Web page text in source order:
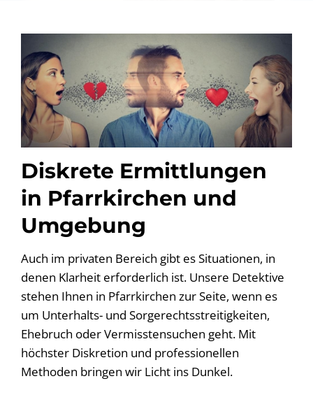
Diskrete Ermittlungen
in Pfarrkirchen und
Umgebung
Auch im privaten Bereich gibt es Situationen, in
denen Klarheit erforderlich ist. Unsere Detektive
stehen Ihnen in Pfarrkirchen zur Seite, wenn es
um Unterhalts- und Sorgerechtsstreitigkeiten,
Ehebruch oder Vermisstensuchen geht. Mit
höchster Diskretion und professionellen
Methoden bringen wir Licht ins Dunkel.